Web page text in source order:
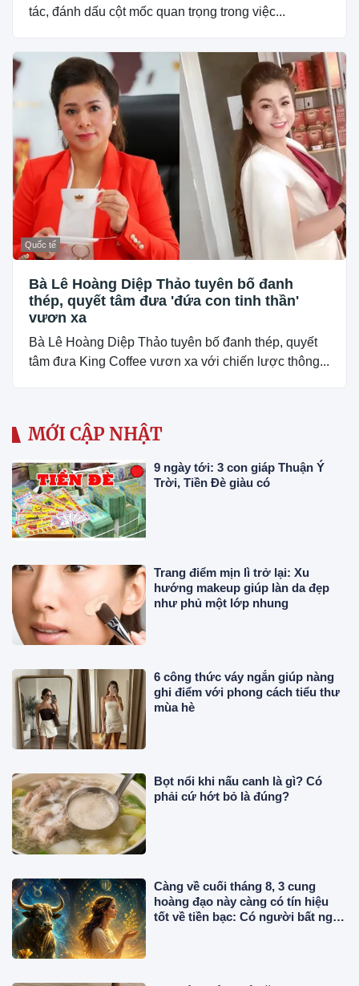
tác, đánh dấu cột mốc quan trọng trong việc...
Quốc tế
Bà Lê Hoàng Diệp Thảo tuyên bố đanh
thép, quyết tâm đưa 'đứa con tinh thần'
vươn xa
Bà Lê Hoàng Diệp Thảo tuyên bố đanh thép, quyết
tâm đưa King Coffee vươn xa với chiến lược thông...
MỚI CẬP NHẬT
9 ngày tới: 3 con giáp Thuận Ý
Trời, Tiền Đè giàu có
Trang điểm mịn lì trở lại: Xu
hướng makeup giúp làn da đẹp
như phủ một lớp nhung
6 công thức váy ngắn giúp nàng
ghi điểm với phong cách tiểu thư
mùa hè
Bọt nổi khi nấu canh là gì? Có
phải cứ hớt bỏ là đúng?
Càng về cuối tháng 8, 3 cung
hoàng đạo này càng có tín hiệu
tốt về tiền bạc: Có người bất ngờ